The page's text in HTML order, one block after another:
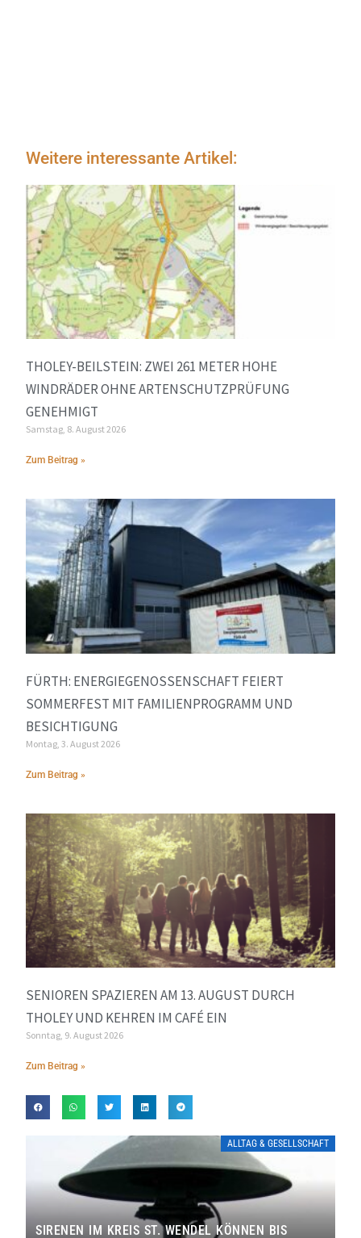
Weitere interessante Artikel:
THOLEY-BEILSTEIN: ZWEI 261 METER HOHE
WINDRÄDER OHNE ARTENSCHUTZPRÜFUNG
GENEHMIGT
Samstag, 8. August 2026
Zum Beitrag »
FÜRTH: ENERGIEGENOSSENSCHAFT FEIERT
SOMMERFEST MIT FAMILIENPROGRAMM UND
BESICHTIGUNG
Montag, 3. August 2026
Zum Beitrag »
SENIOREN SPAZIEREN AM 13. AUGUST DURCH
THOLEY UND KEHREN IM CAFÉ EIN
Sonntag, 9. August 2026
Zum Beitrag »
ALLTAG & GESELLSCHAFT
SIRENEN IM KREIS ST. WENDEL KÖNNEN BIS